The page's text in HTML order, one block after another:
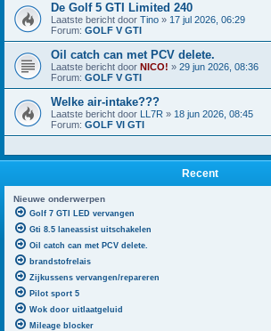
De Golf 5 GTI Limited 240
Laatste bericht door Tino » 17 jul 2026, 06:29
Forum: GOLF V GTI
Oil catch can met PCV delete.
Laatste bericht door NICO! » 29 jun 2026, 08:36
Forum: GOLF V GTI
Welke air-intake???
Laatste bericht door LL7R » 18 jun 2026, 08:45
Forum: GOLF VI GTI
Recent
Nieuwe onderwerpen
Golf 7 GTI LED vervangen
Gti 8.5 laneassist uitschakelen
Oil catch can met PCV delete.
brandstofrelais
Zijkussens vervangen/repareren
Pilot sport 5
Wok door uitlaatgeluid
Mileage blocker